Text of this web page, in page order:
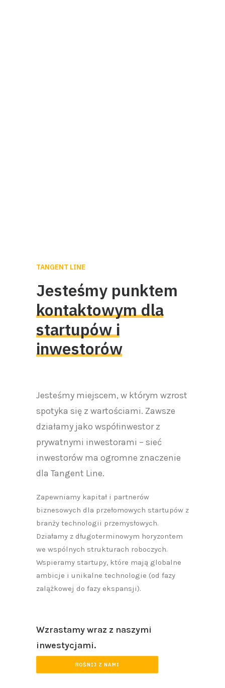
TANGENT LINE
Jesteśmy punktem
kontaktowymdla
startupówi
inwestorów
Jesteśmy miejscem, w którym wzrost
spotyka się z wartościami. Zawsze
działamy jako współinwestor z
prywatnymi inwestorami – sieć
inwestorów ma ogromne znaczenie
dla Tangent Line.
Zapewniamy kapitał i partnerów
biznesowych dla przełomowych startupów z
branży technologii przemysłowych.
Działamy z długoterminowym horyzontem
we wspólnych strukturach roboczych.
Wspieramy startupy, które mają globalne
ambicje i unikalne technologie (od fazy
zalążkowej do fazy ekspansji).
Wzrastamy wraz z naszymi
inwestycjami.
ROŚNIJ Z NAMI